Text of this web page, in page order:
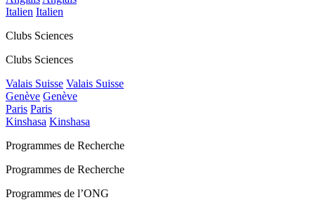
Italien Italien
Clubs Sciences
Clubs Sciences
Valais Suisse Valais Suisse
Genève Genève
Paris Paris
Kinshasa Kinshasa
Programmes de Recherche
Programmes de Recherche
Programmes de l’ONG